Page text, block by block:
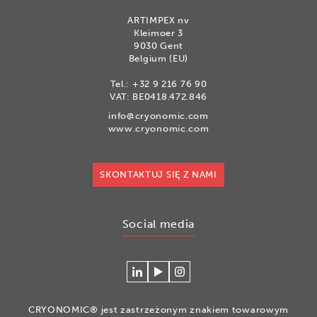
ARTIMPEX nv
Kleimoer 3
9030 Gent
Belgium (EU)
Tel.: +32 9 216 76 90
VAT: BE0418.472.846
info@cryonomic.com
www.cryonomic.com
SKONTAKTUJ SIĘ Z NAMI
Social media
Connecteer
Cryonomic
Watch
videos
Volg
CRYONOMIC® jest zastrzeżonym znakiem towarowym